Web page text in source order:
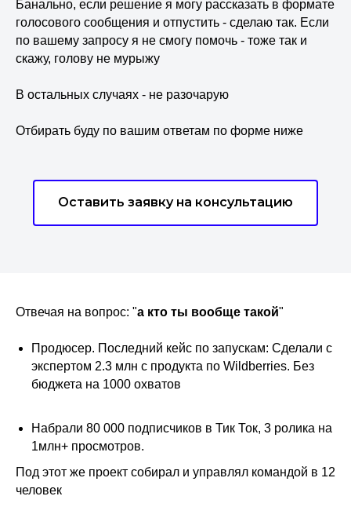
Банально, если решение я могу рассказать в формате
голосового сообщения и отпустить - сделаю так. Если
по вашему запросу я не смогу помочь - тоже так и
скажу, голову не мурыжу
В остальных случаях - не разочарую
Отбирать буду по вашим ответам по форме ниже
Оставить заявку на консультацию
Отвечая на вопрос: "а кто ты вообще такой"
Продюсер. Последний кейс по запускам: Сделали с
экспертом 2.3 млн с продукта по Wildberries. Без
бюджета на 1000 охватов
Набрали 80 000 подписчиков в Тик Ток, 3 ролика на
1млн+ просмотров.
Под этот же проект собирал и управлял командой в 12
человек